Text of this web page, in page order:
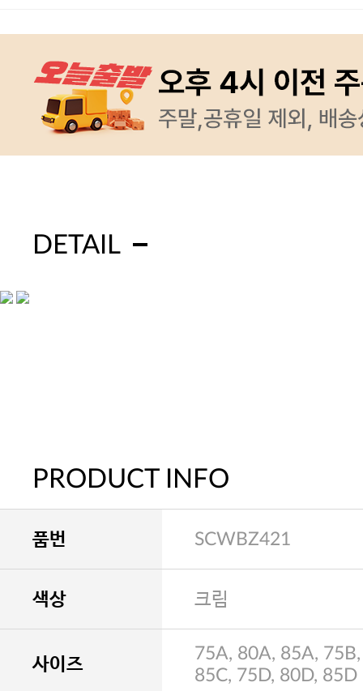
DETAIL
PRODUCT INFO
품번 SCWBZ421
색상 크림
사이즈
75A, 80A, 85A,
85C, 75D, 80D, 85D